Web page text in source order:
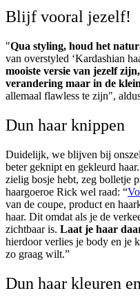
Blijf vooral jezelf!
"Qua styling, houd het
van overstyled ‘Kardashian
mooiste versie van jezelf
verandering maar in de
allemaal flawless te zijn",
Dun haar knippen
Duidelijk, we blijven bij
beter geknipt en gekleurd
zielig bosje hebt, zeg bolletje
haargoeroe Rick wel raad: “
van de coupe, product en
haar. Dit omdat als je de
zichtbaar is. Laat je haar
hierdoor verlies je body en je
zo graag wilt.”
Dun haar kleuren